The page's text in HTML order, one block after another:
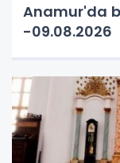
Anamur'da
-09.08.2026